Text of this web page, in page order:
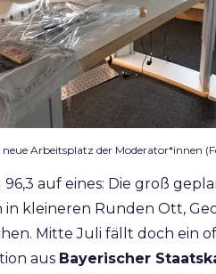
neue Arbeitsplatz der Moderator*innen
96,3 auf eines: Die groß
kleineren Runden Ott,
Mitte Juli fällt doch ein
aus Bayerischer